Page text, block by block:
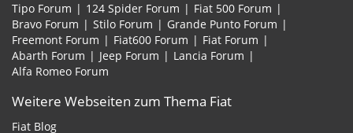
Tipo Forum 124 Spider Forum
Fiat 500 Forum
Bravo Forum
Stilo Forum
Grande Punto Forum
Freemont Forum
Fiat600 Forum
Fiat Forum
Abarth Forum
Jeep Forum
Lancia Forum
Alfa Romeo Forum
Weitere Webseiten zum Thema Fiat
Fiat Blog